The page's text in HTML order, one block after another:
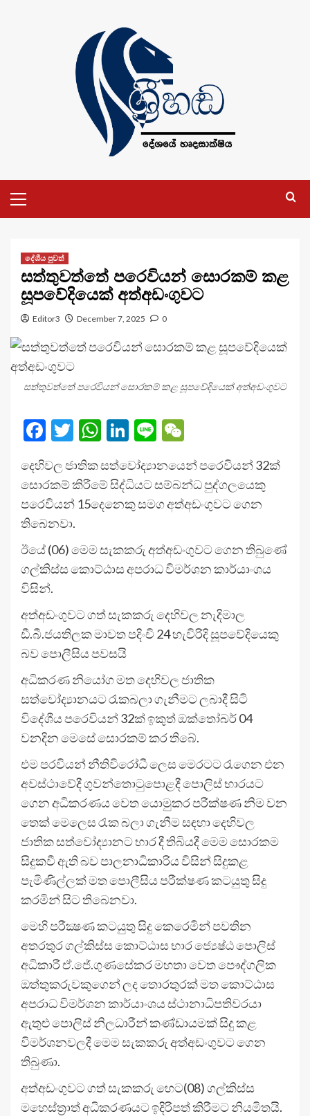
Menu
දේශීය පුවත්
සත්තුවත්තේ පරෙවියන් සොරකම් කළ
සූපවේදියෙක් අත්අඩංගුවට
Editor3 December 7, 2025 0
සත්තුවත්තේ පරෙවියන් සොරකම් කළ සූපවේදියෙක් අත්අඩංගුවට
Facebook
Twitter
WhatsApp
LinkedIn
Line
දෙහිවල ජාතික සත්වෝද්‍යානයෙන් පරෙවියන් 32ක්
සොරකම් කිරීමේ සිද්ධියට සම්බන්ධ පුද්ගලයෙකු
පරෙවියන් 15දෙනෙකු සමග අත්අඩංගුවට ගෙන
තිබෙනවා.
ඊයේ (06) මෙම සැකකරු අත්අඩංගුවට ගෙන තිබුණේ
ගල්කිස්ස කොට්ඨාස අපරාධ විමර්ශන කාර්යාංශය
විසින්.
අත්අඩංගුවට ගත් සැකකරු දෙහිවල නැදිමාල
ඩී.බී.ජයතිලක මාවත පදිංචි 24 හැවිරිදි සූපවේදියෙකු
බව පොලීසිය පවසයි
අධිකරණ නියෝග මත දෙහිවල ජාතික
සත්වෝද්‍යානයට රැකබලා ගැනීමට ලබාදී සිටි
විදේශීය පරෙවියන් 32ක් ඉකුත් ඔක්තෝබර් 04
වනදින මෙසේ සොරකම් කර තිබේ.
එම පරවියන් නීතිවිරෝධී ලෙස මෙරටට රැගෙන එන
අවස්ථාවේදී ගුවන්තොටුපොළදී පොලිස් භාරයට
ගෙන අධිකරණය වෙත යොමුකර පරීක්ෂණ නිම වන
තෙක් මෙලෙස රැක බලා ගැනීම සඳහා දෙහිවල
ජාතික සත්වෝද්‍යානට භාර දී තිබියදී මෙම සොරකම
සිදුකවී ඇති බව පාලනාධිකාරිය විසින් සිදුකළ
පැමිණිල්ලක් මත පොලීසිය පරීක්ෂණ කටයුතු සිදු
කරමින් සිට තිබෙනවා.
මෙහි පරීක්‍ෂණ කටයුතු සිදු කෙරෙමින් පවතින
අතරතුර ගල්කිස්ස කොට්ඨාස භාර ජ්‍යෙෂ්ඨ පොලිස්
අධිකාරී ඒ.ජේ.ගුණසේකර මහතා වෙත පෞද්ගලික
ඔත්තුකරුවකුගෙන් ලද තොරතුරක් මත කොට්ඨාස
අපරාධ විමර්ශන කාර්යාංශය ස්ථානාධිපතිවරයා
ඇතුළු පොලිස් නිලධාරීන් කණ්ඩායමක් සිදු කළ
විමර්ශනවලදී මෙම සැකකරු අත්අඩංගුවට ගෙන
තිබුණා.
අත්අඩංගුවට ගත් සැකකරු හෙට(08) ගල්කිස්ස
මහෙස්ත්‍රාත් අධිකරණයට ඉදිරිපත් කිරීමට නියමිතයි.